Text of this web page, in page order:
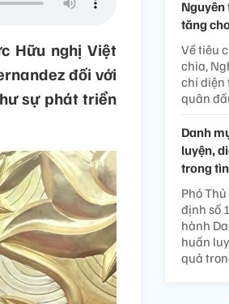
Hữu nghị Việt
đối với
sự phát triển
Nguyên
tăng
Về tiêu
chia,
chí diện
quân
Danh
luyện,
trong
Phó
định số
hành
huấn
quả